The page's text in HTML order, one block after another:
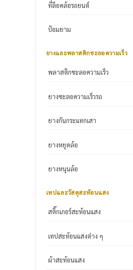
ที่ล็อคล้อรถยนต์
ป้อมยาม
ยางและพลาสติกชะลอความเร็ว
พลาสติกชะลอความเร็ว
ยางชะลอความเร็วรถ
ยางกันกระแทกเสา
ยางหยุดล้อ
ยางหนุนล้อ
เทปและวัสดุสะท้อนแสง
สติ๊กเกอร์สะท้อนแสง
เทปสะท้อนแสงต่าง ๆ
ผ้าสะท้อนแสง